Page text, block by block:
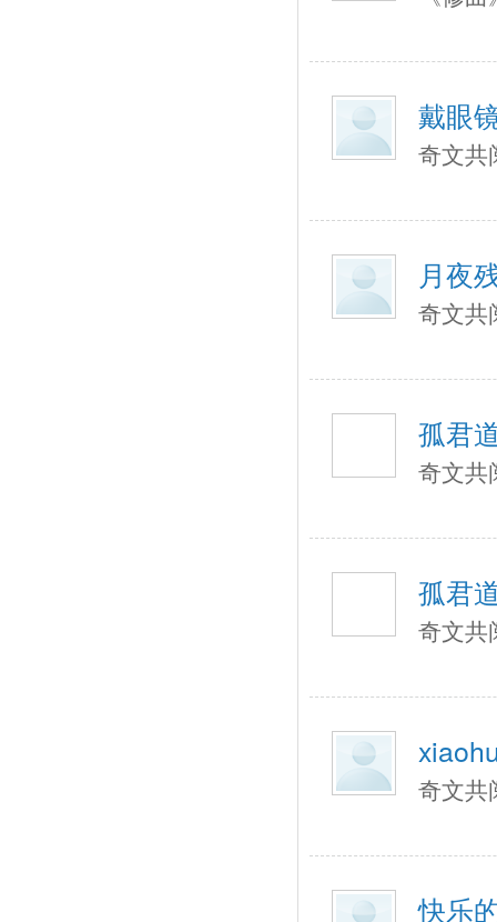
戴眼
奇文共
月夜
奇文共
孤君
奇文共
孤君
奇文共
奇文共
快乐